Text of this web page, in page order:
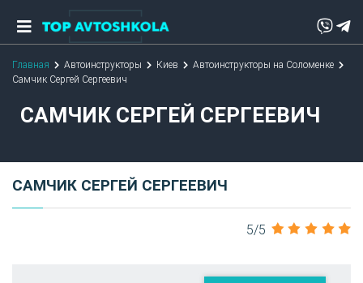
Главная Автоинструкторы Киев
Автоинструкторы на Соломенке
Самчик Сергей Сергеевич
САМЧИК СЕРГЕЙ СЕРГЕЕВИЧ
САМЧИК СЕРГЕЙ СЕРГЕЕВИЧ
5/5